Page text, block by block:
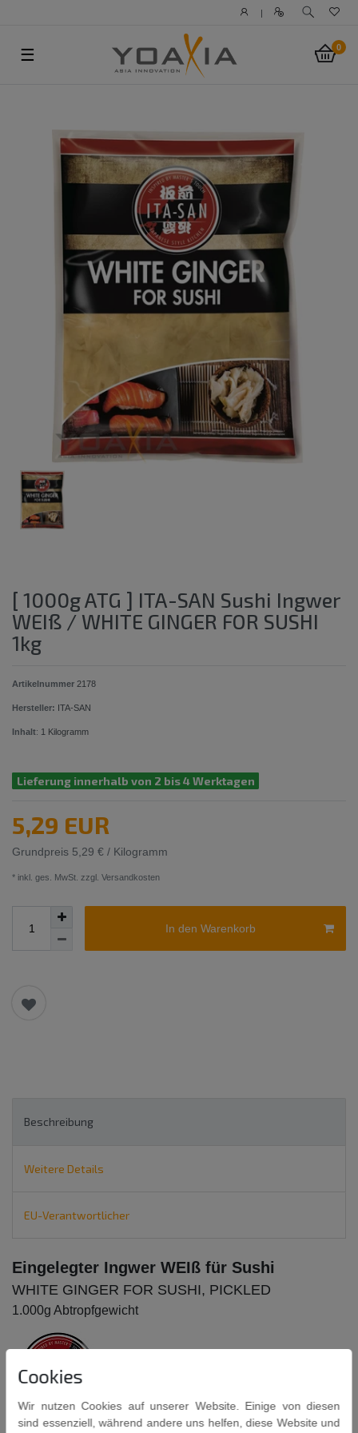
|
0
☰
[ 1000g ATG ] ITA-SAN Sushi Ingwer
WEIß / WHITE GINGER FOR SUSHI
1kg
Artikelnummer 2178
Hersteller: ITA-SAN
Inhalt: 1 Kilogramm
Lieferung innerhalb von 2 bis 4 Werktagen
5,29 EUR
Grundpreis 5,29 € / Kilogramm
* inkl. ges. MwSt. zzgl. Versandkosten
In den Warenkorb
Beschreibung
Weitere Details
EU-Verantwortlicher
Eingelegter Ingwer WEIß für Sushi
WHITE GINGER FOR SUSHI, PICKLED
1.000g Abtropfgewicht
Eingelegter Ingwer, mit Süßungsmitteln.
Cookies
Wir nutzen Cookies auf unserer Website. Einige von diesen
sind essenziell, während andere uns helfen, diese Website und